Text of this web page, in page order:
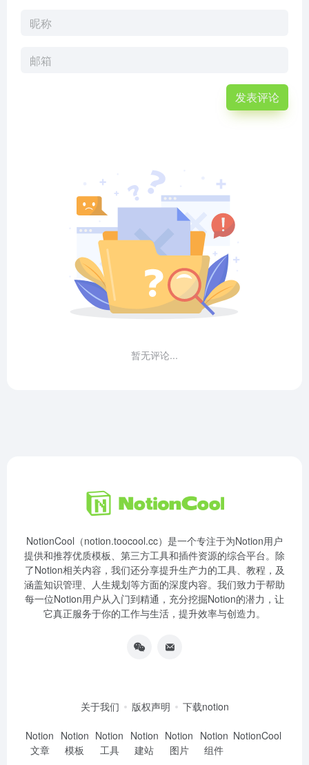
发表评论
暂无评论...
NotionCool（notion.toocool.cc）是一个专注于为Notion用户
提供和推荐优质模板、第三方工具和插件资源的综合平台。除
了Notion相关内容，我们还分享提升生产力的工具、教程，及
涵盖知识管理、人生规划等方面的深度内容。我们致力于帮助
每一位Notion用户从入门到精通，充分挖掘Notion的潜力，让
它真正服务于你的工作与生活，提升效率与创造力。
关于我们 版权声明 下载notion
Notion
文章
Notion
模板
Notion
工具
Notion
建站
Notion
图片
Notion
组件
NotionCool